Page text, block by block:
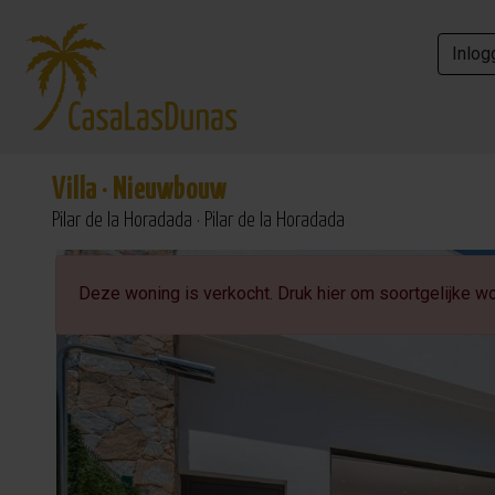
Villa · Nieuwbouw
Pilar de la Horadada · Pilar de la Horadada
Deze woning is verkocht. Druk hier om soortgelijke